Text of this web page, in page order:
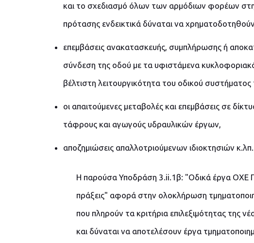
και το σχεδιασμό όλων των αρμόδιων φορέων
πρότασης ενδεικτικά δύναται να
επεμβάσεις ανακατασκευής, συμπλήρωσης ή
σύνδεση της οδού με τα υφιστάμενα
βέλτιστη λειτουργικότητα του οδικού συστήματος
οι απαιτούμενες μεταβολές και επεμβάσεις σε
τάφρους και αγωγούς υδραυλικών έργων,
αποζημιώσεις απαλλοτριούμενων ιδιοκτησιών κ.λπ.
Η παρούσα Υποδράση 3.ii.1β: "Οδικά έργα ΟΧΕ
πράξεις" αφορά στην ολοκλήρωση
που πληρούν τα κριτήρια επιλεξιμότητας της
και δύναται να αποτελέσουν έργα